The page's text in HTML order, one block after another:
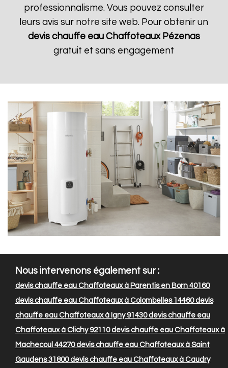
professionnalisme. Vous pouvez consulter
leurs avis sur notre site web. Pour obtenir un
devis chauffe eau Chaffoteaux Pézenas
gratuit et sans engagement
Nous intervenons également sur :
devis chauffe eau Chaffoteaux à Parentis en Born 40160
devis chauffe eau Chaffoteaux à Colombelles 14460devis
chauffe eau Chaffoteaux à Igny 91430devis chauffe eau
Chaffoteaux à Clichy 92110devis chauffe eau Chaffoteaux à
Machecoul 44270devis chauffe eau Chaffoteaux à Saint
Gaudens 31800devis chauffe eau Chaffoteaux à Caudry